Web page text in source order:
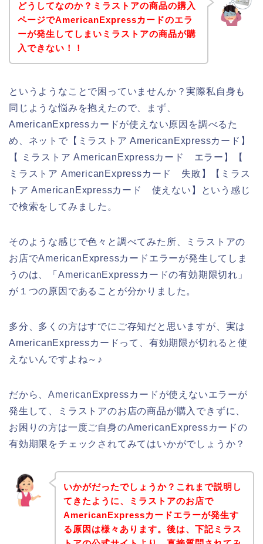
どうしてなのか？ミラストアの商品の購入
ページでAmericanExpressカードのエラ
ーが発生してしまいミラストアの商品が購
入できない！！
というようなことで困っていませんか？実際私自身も
同じような悩みを抱えたので、まず、
AmericanExpressカードが使えない原因を調べるた
め、ネットで【ミラストア AmericanExpressカード】
【 ミラストア AmericanExpressカード エラー】【
ミラストア AmericanExpressカード 失敗】【ミラス
トア AmericanExpressカード 使えない】という感じ
で検索をしてみました。
そのような感じで色々と調べてみた所、ミラストアの
お店でAmericanExpressカードエラーが発生してしま
うのは、「AmericanExpressカードの有効期限切れ」
が１つの原因であることが分かりました。
多分、多くの方はすでにご存知だと思いますが、実は
AmericanExpressカードって、有効期限が切れると使
えないんですよね～♪
だから、AmericanExpressカードが使えないエラーが
発生して、ミラストアのお店の商品が購入できずに、
お困りの方は一度ご自身のAmericanExpressカードの
有効期限をチェックされてみてはいかがでしょうか？
いかがだったでしょうか？これまで説明し
てきたように、ミラストアのお店で
AmericanExpressカードエラーが発生す
る原因は様々あります。後は、下記ミラス